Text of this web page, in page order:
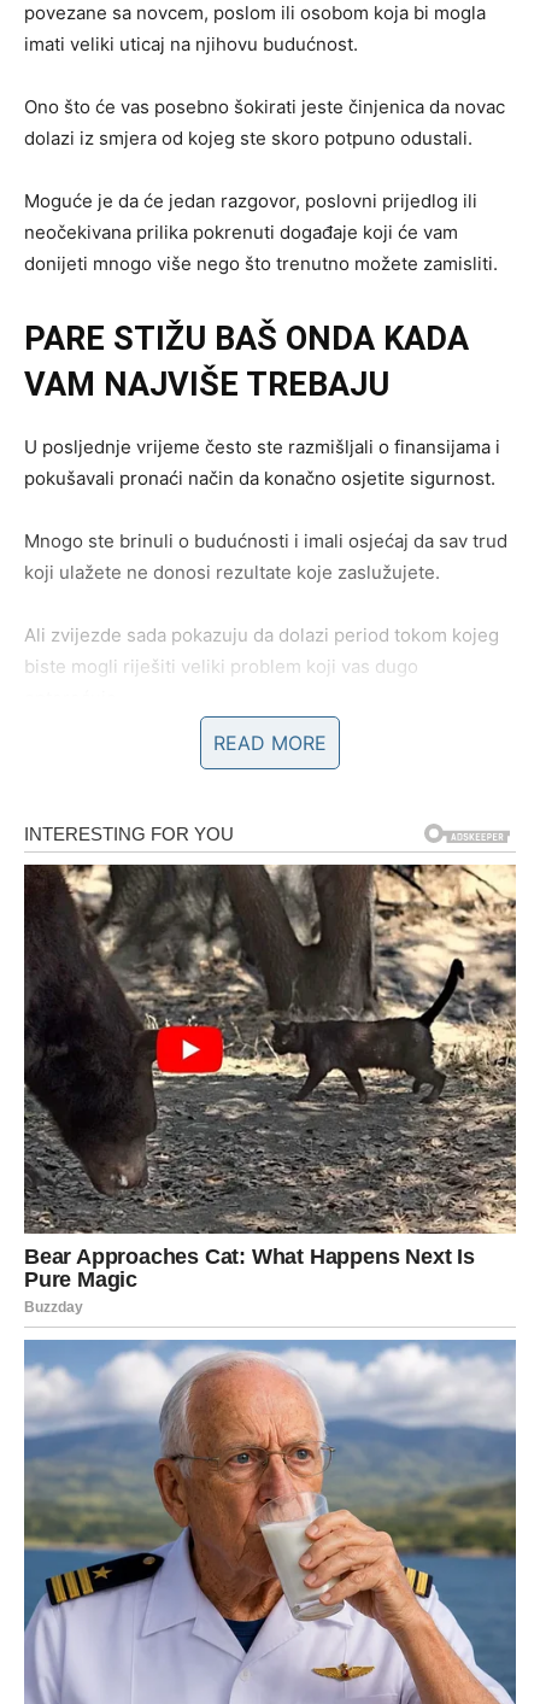
povezane sa novcem, poslom ili osobom koja bi mogla
imati veliki uticaj na njihovu budućnost.
Ono što će vas posebno šokirati jeste činjenica da novac
dolazi iz smjera od kojeg ste skoro potpuno odustali.
Moguće je da će jedan razgovor, poslovni prijedlog ili
neočekivana prilika pokrenuti događaje koji će vam
donijeti mnogo više nego što trenutno možete zamisliti.
PARE STIŽU BAŠ ONDA KADA
VAM NAJVIŠE TREBAJU
U posljednje vrijeme često ste razmišljali o finansijama i
pokušavali pronaći način da konačno osjetite sigurnost.
Mnogo ste brinuli o budućnosti i imali osjećaj da sav trud
koji ulažete ne donosi rezultate koje zaslužujete.
Ali zvijezde sada pokazuju da dolazi period tokom kojeg
biste mogli riješiti veliki problem koji vas dugo
Mnogi Bikovi će konačno osjetiti olakšanje i mir jer će
POSAO – OTVARAJU VAM SE
VRATA VELIKOG USPJEHA
Na poslovnom planu pred vama je veoma važan period.
Mnogi Bikovi će dobiti priliku da pokažu koliko znaju i
koliko vrijede.
Ono što vas je dugo kočilo sada polako ostaje iza vas.
Zvijezde pokazuju mogućnost velikog napretka, bolje
zarade ili saradnje koja bi vam mogla donijeti mnogo
uspjeha.
Posebno će sreće imati Bikovi koji već dugo razmišljaju o
promjeni posla ili pokretanju nečega novog.
READ MORE